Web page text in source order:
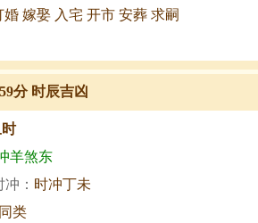
嫁娶 入宅 开市 安葬 求嗣
分 时辰吉凶
羊煞东
冲： 时冲丁未
类